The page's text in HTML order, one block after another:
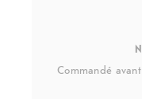
Commandé